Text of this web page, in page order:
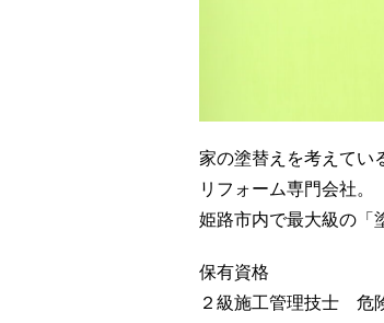
家の塗替えを考えてい
リフォーム専門会社。
姫路市内で最大級の「
保有資格
２級施工管理技士